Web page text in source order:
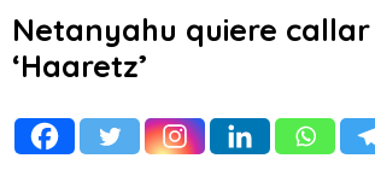
Netanyahu quiere callar
‘Haaretz’